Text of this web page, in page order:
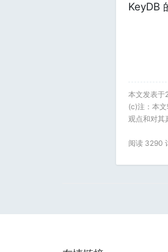
KeyDB
本文发表于
(c)注：本
观点和对其
阅读 3290